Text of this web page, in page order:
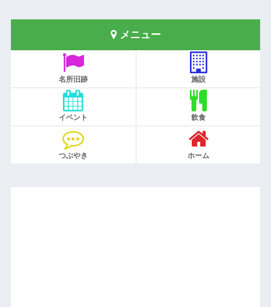
メニュー
名所旧跡 施設
イベント 飲食
つぶやき ホーム